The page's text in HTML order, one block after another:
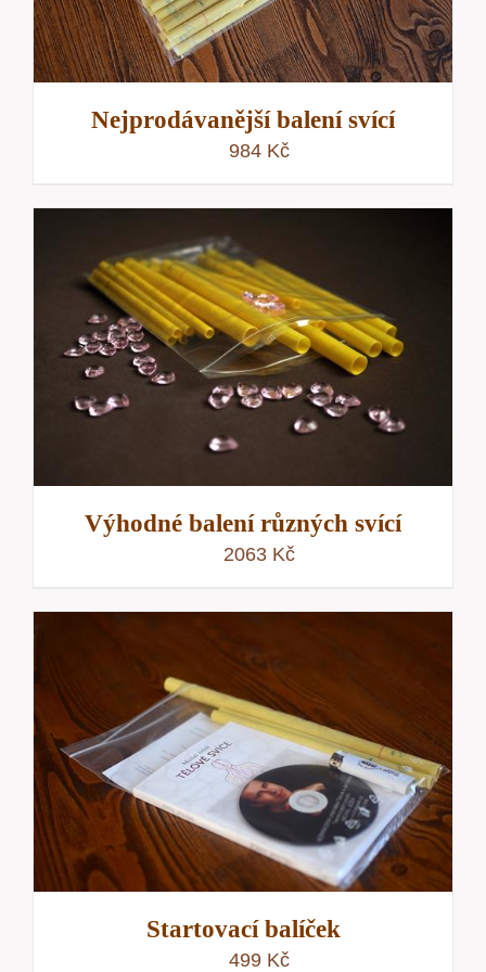
Nejprodávanější balení svící
984 Kč
Výhodné balení různých svící
2063 Kč
Startovací balíček
499 Kč